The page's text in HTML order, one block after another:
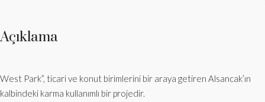
Açıklama
West Park”, ticari ve konut birimlerini bir araya getiren Alsancak’ın
kalbindeki karma kullanımlı bir projedir.